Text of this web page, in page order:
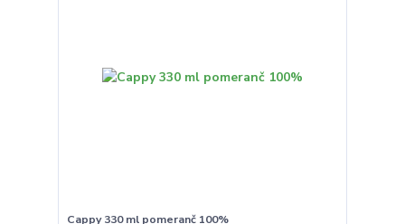
Cappy 330 ml pomeranč 100%